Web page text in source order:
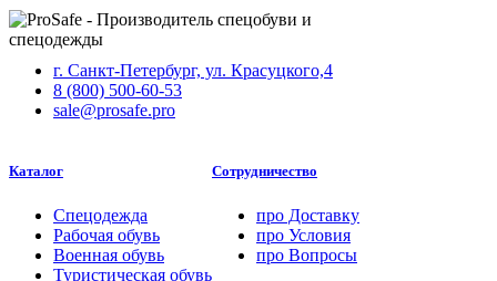
г. Санкт-Петербург, ул. Красуцкого,4
8 (800) 500-60-53
sale@prosafe.pro
Каталог
Спецодежда
Рабочая обувь
Военная обувь
Туристическая обувь
Сотрудничество
про Доставку
про Условия
про Вопросы